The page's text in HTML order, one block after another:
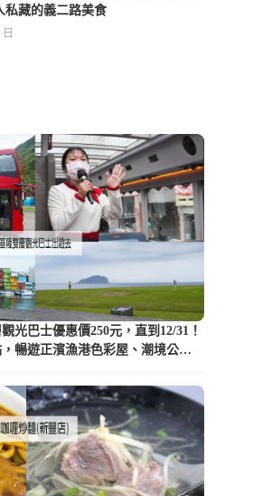
私藏的義二路美食
光巴士優惠價250元，直到12/31！
暢遊正濱漁港色彩屋、潮境公園